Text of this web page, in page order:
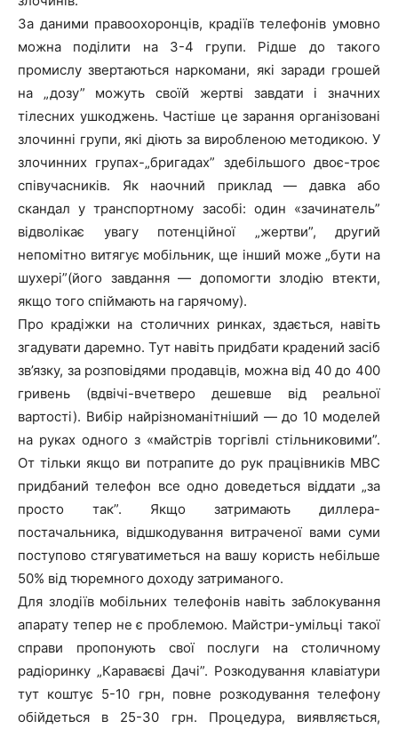
За даними правоохоронців, крадіїв телефонів умовно
можна поділити на 3-4 групи. Рідше до такого
промислу звертаються наркомани, які заради грошей
на „дозу” можуть своїй жертві завдати і значних
тілесних ушкоджень. Частіше це зарання організовані
злочинні групи, які діють за виробленою методикою. У
злочинних групах-„бригадах” здебільшого двоє-троє
співучасників. Як наочний приклад ― давка або
скандал у транспортному засобі: один «зачинатель”
відволікає увагу потенційної „жертви”, другий
непомітно витягує мобільник, ще інший може „бути на
шухері”(його завдання ― допомогти злодію втекти,
якщо того спіймають на гарячому).
Про крадіжки на столичних ринках, здається, навіть
згадувати даремно. Тут навіть придбати крадений засіб
зв’язку, за розповідями продавців, можна від 40 до 400
гривень (вдвічі-вчетверо дешевше від реальної
вартості). Вибір найрізноманітніший ― до 10 моделей
на руках одного з «майстрів торгівлі стільниковими”.
От тільки якщо ви потрапите до рук працівників МВС
придбаний телефон все одно доведеться віддати „за
просто так”. Якщо затримають диллера-
постачальника, відшкодування витраченої вами суми
поступово стягуватиметься на вашу користь небільше
50% від тюремного доходу затриманого.
Для злодіїв мобільних телефонів навіть заблокування
апарату тепер не є проблемою. Майстри-умільці такої
справи пропонують свої послуги на столичному
радіоринку „Караваєві Дачі”. Розкодування клавіатури
тут коштує 5-10 грн, повне розкодування телефону
обійдеться в 25-30 грн. Процедура, виявляється,